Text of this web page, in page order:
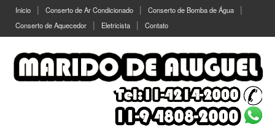
Pular
menu
Inicio Conserto de Ar Condicionado
Conserto de Bomba de Água
Conserto de Aquecedor
Eletricista Contato